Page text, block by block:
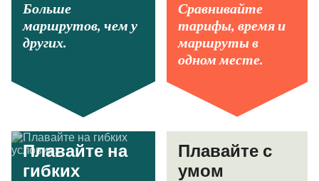
Больше
маршрутов, чем у
других.
Сравнивайте
тарифы, время и
маршруты в
одном месте.
Плавайте на
гибких
Плавайте с
умом